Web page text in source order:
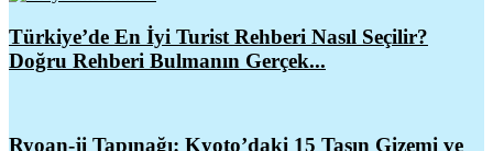
Türkiye’de En İyi Turist Rehberi Nasıl Seçilir?
Doğru Rehberi Bulmanın Gerçek...
Ryoan-ji Tapınağı: Kyoto’daki 15 Taşın Gizemi ve